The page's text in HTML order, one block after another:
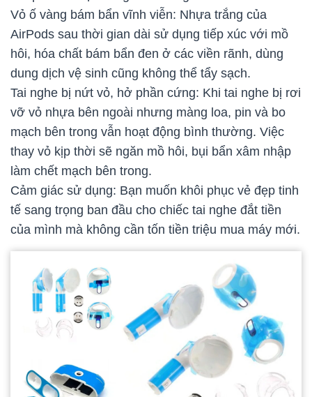
Vỏ ố vàng bám bẩn vĩnh viễn: Nhựa trắng của
AirPods sau thời gian dài sử dụng tiếp xúc với mồ
hôi, hóa chất bám bẩn đen ở các viền rãnh, dùng
dung dịch vệ sinh cũng không thể tẩy sạch.
Tai nghe bị nứt vỏ, hở phần cứng: Khi tai nghe bị rơi
vỡ vỏ nhựa bên ngoài nhưng màng loa, pin và bo
mạch bên trong vẫn hoạt động bình thường. Việc
thay vỏ kịp thời sẽ ngăn mồ hôi, bụi bẩn xâm nhập
làm chết mạch bên trong.
Cảm giác sử dụng: Bạn muốn khôi phục vẻ đẹp tinh
tế sang trọng ban đầu cho chiếc tai nghe đắt tiền
của mình mà không cần tốn tiền triệu mua máy mới.